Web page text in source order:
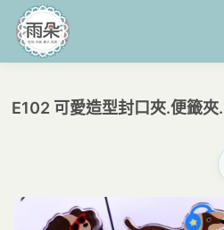
E102 可愛造型封口夾.便籤